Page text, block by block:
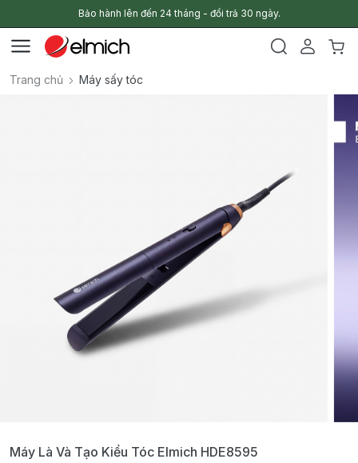
Bảo hành lên đến 24 tháng - đổi trả 30 ngày.
Trang chủ Máy sấy tóc
Máy Là Và Tạo Kiểu Tóc Elmich HDE8595